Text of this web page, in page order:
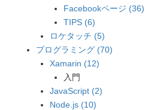
Facebookページ (36)
TIPS (6)
ロケタッチ (5)
プログラミング (70)
Xamarin (12)
入門
JavaScript (2)
Node.js (10)